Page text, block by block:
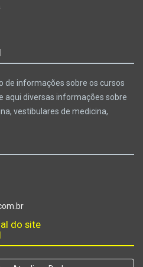
de informações sobre os cursos
aqui diversas informações sobre
vestibulares de medicina,
do site